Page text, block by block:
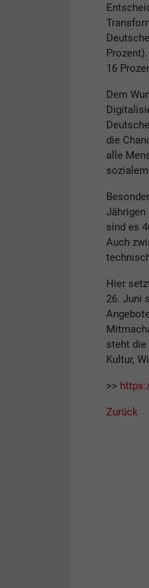
16
Dem
die
alle
Jährigen
sind es
Auch
Hier
26. Juni
steht die
Kultur,
>>
Zurück